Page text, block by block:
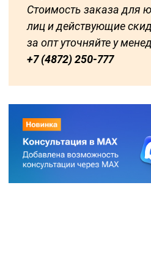
Стоимость заказа для
лиц и действующие
за опт уточняйте у
+7 (4872) 250-777